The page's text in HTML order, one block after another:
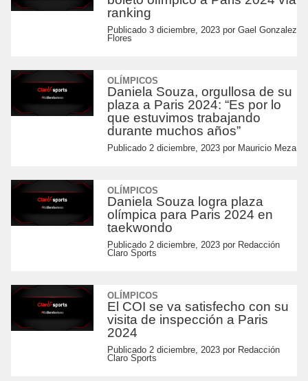
ranking
Publicado 3 diciembre, 2023por Gael Gonzalez
Flores
OLÍMPICOS
Daniela Souza, orgullosa de su
plaza a Paris 2024: “Es por lo
que estuvimos trabajando
durante muchos años”
Publicado 2 diciembre, 2023por Mauricio Meza
OLÍMPICOS
Daniela Souza logra plaza
olímpica para Paris 2024 en
taekwondo
Publicado 2 diciembre, 2023por Redacción
Claro Sports
OLÍMPICOS
El COI se va satisfecho con su
visita de inspección a Paris
2024
Publicado 2 diciembre, 2023por Redacción
Claro Sports